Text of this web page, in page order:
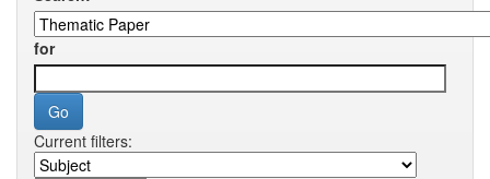
for
Current filters: